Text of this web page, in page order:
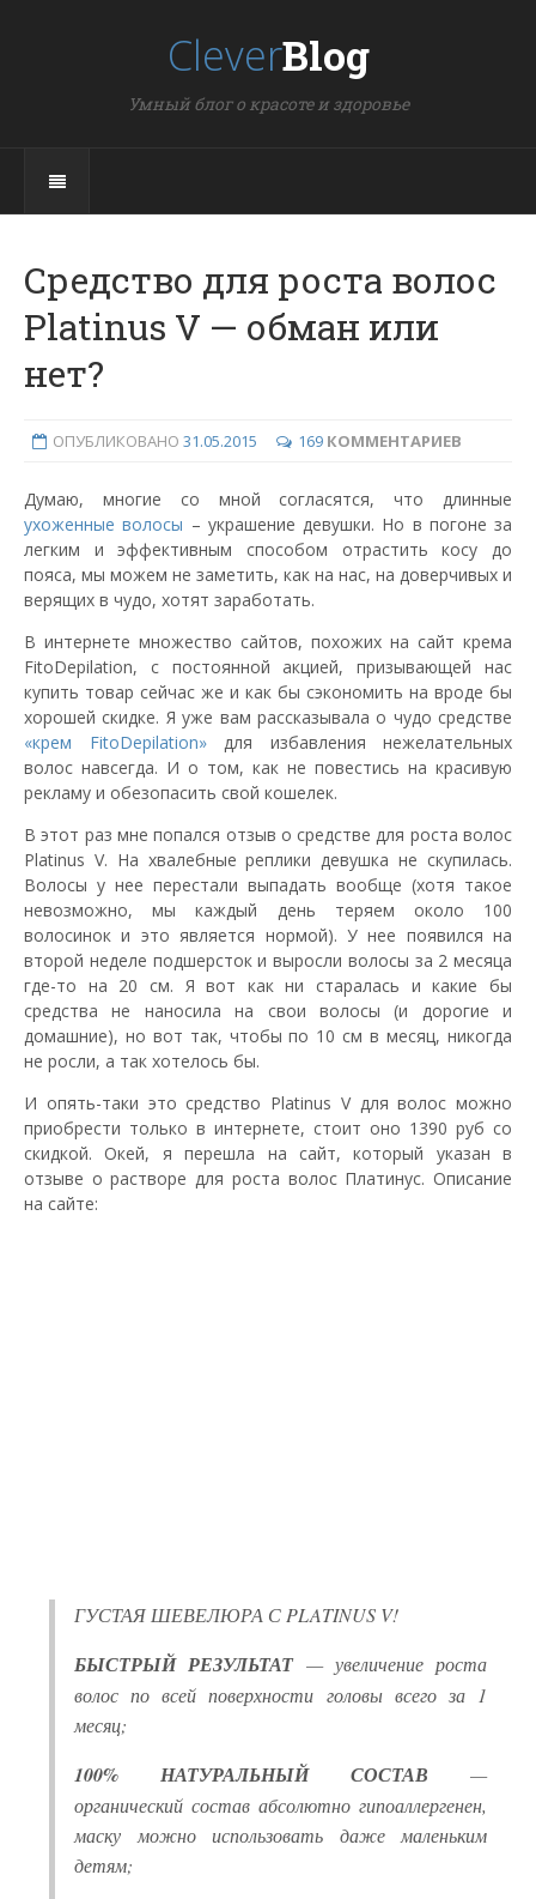
CleverBlog
Умный блог о красоте и здоровье
Средство для роста волос
Platinus V — обман или
нет?
ОПУБЛИКОВАНО 31.05.2015 169 КОММЕНТАРИЕВ
Думаю, многие со мной согласятся, что длинные
ухоженные волосы – украшение девушки. Но в погоне за
легким и эффективным способом отрастить косу до
пояса, мы можем не заметить, как на нас, на доверчивых и
верящих в чудо, хотят заработать.
В интернете множество сайтов, похожих на сайт крема
FitoDepilation, с постоянной акцией, призывающей нас
купить товар сейчас же и как бы сэкономить на вроде бы
хорошей скидке. Я уже вам рассказывала о чудо средстве
«крем FitoDepilation»для избавления нежелательных
волос навсегда. И о том, как не повестись на красивую
рекламу и обезопасить свой кошелек.
В этот раз мне попался отзыв о средстве для роста волос
Platinus V. На хвалебные реплики девушка не скупилась.
Волосы у нее перестали выпадать вообще (хотя такое
невозможно, мы каждый день теряем около 100
волосинок и это является нормой). У нее появился на
второй неделе подшерсток и выросли волосы за 2 месяца
где-то на 20 см. Я вот как ни старалась и какие бы
средства не наносила на свои волосы (и дорогие и
домашние), но вот так, чтобы по 10 см в месяц, никогда
не росли, а так хотелось бы.
И опять-таки это средство Platinus V для волос можно
приобрести только в интернете, стоит оно 1390 руб со
скидкой. Окей, я перешла на сайт, который указан в
отзыве о растворе для роста волос Платинус. Описание
на сайте:
ГУСТАЯ ШЕВЕЛЮРА С PLATINUS V!
БЫСТРЫЙ РЕЗУЛЬТАТ— увеличение роста
волос по всей поверхности головы всего за 1
месяц;
100% НАТУРАЛЬНЫЙ СОСТАВ —
органический состав абсолютно гипоаллергенен,
маску можно использовать даже маленьким
детям;